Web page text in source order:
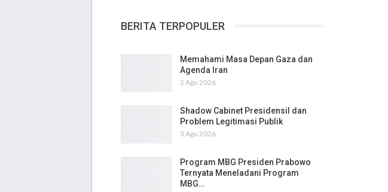
BERITA TERPOPULER
Memahami Masa Depan Gaza dan
Agenda Iran
2 Agu 2026
Shadow Cabinet Presidensil dan
Problem Legitimasi Publik
3 Agu 2026
Program MBG Presiden Prabowo
Ternyata Meneladani Program
MBG…